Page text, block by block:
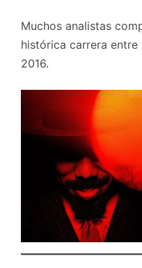
Muchos analistas
histórica carrera entre
2016.